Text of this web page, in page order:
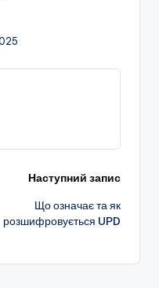
Наступний запис
Що означає та як
розшифровується UPD